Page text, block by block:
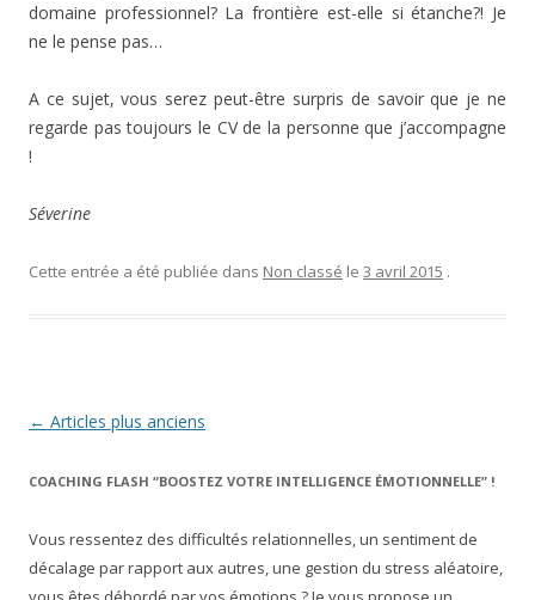
domaine professionnel? La frontière est-elle si étanche?! Je
ne le pense pas…
A ce sujet, vous serez peut-être surpris de savoir que je ne
regarde pas toujours le CV de la personne que j’accompagne
!
Séverine
Cette entrée a été publiée dans Non classé le 3 avril 2015 .
Navigation
articles
← Articles plus anciens
COACHING FLASH “BOOSTEZ VOTRE INTELLIGENCE ÉMOTIONNELLE” !
Vous ressentez des difficultés relationnelles, un sentiment de
décalage par rapport aux autres, une gestion du stress aléatoire,